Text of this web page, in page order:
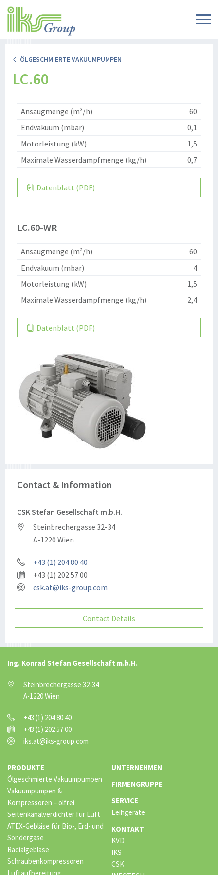
ÖLGESCHMIERTE VAKUUMPUMPEN
LC.60
Ansaugmenge (m³/h)
60
Endvakuum (mbar)
0,1
Motorleistung (kW)
1,5
Maximale Wasserdampfmenge (kg/h)
0,7
Datenblatt (PDF)
LC.60-WR
Ansaugmenge (m³/h)
60
Endvakuum (mbar)
4
Motorleistung (kW)
1,5
Maximale Wasserdampfmenge (kg/h)
2,4
Datenblatt (PDF)
Contact & Information
CSK Stefan Gesellschaft m.b.H.
Steinbrechergasse 32-34
A-1220 Wien
+43 (1) 204 80 40
+43 (1) 202 57 00
csk.at@iks-group.com
Contact Details
Ing. Konrad Stefan Gesellschaft m.b.H.
Steinbrechergasse 32-34
A-1220 Wien
+43 (1) 204 80 40
+43 (1) 202 57 00
iks.at@iks-group.com
PRODUKTE
Ölgeschmierte Vakuumpumpen
Vakuumpumpen &
Kompressoren – ölfrei
Seitenkanalverdichter für Luft
ATEX-Gebläse für Bio-, Erd- und
Sondergase
Radialgebläse
Schraubenkompressoren
Luftaufbereitung
UNTERNEHMEN
FIRMENGRUPPE
SERVICE
Leihgeräte
KONTAKT
KVD
IKS
CSK